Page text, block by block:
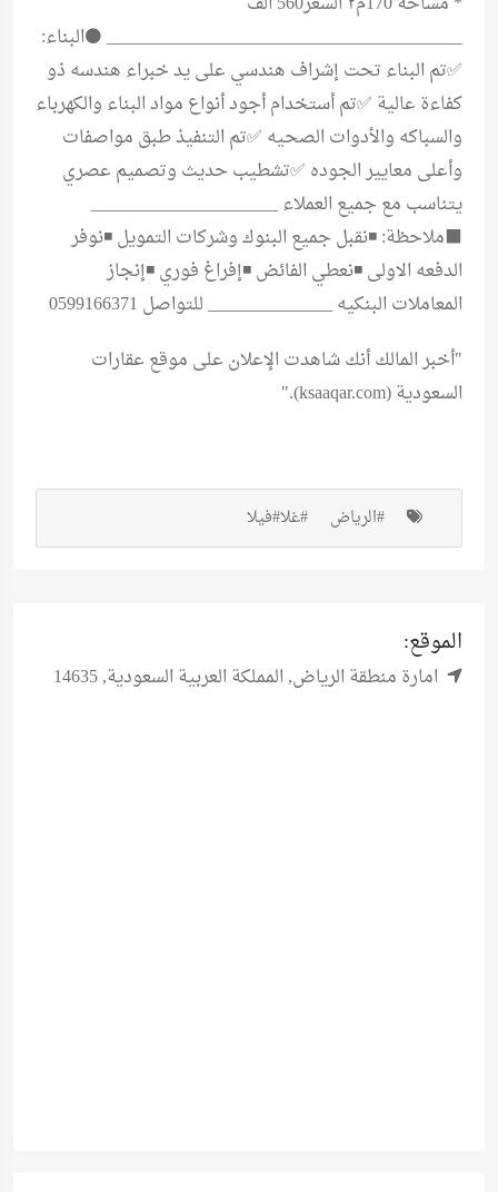
________________________________________ ⚫البناء:
✅تم البناء تحت إشراف هندسي على يد خبراء هندسه ذو
كفاءة عالية ✅تم أستخدام أجود أنواع مواد البناء والكهرباء
والسباكه والأدوات الصحيه ✅تم التنفيذ طبق مواصفات
وأعلى معايير الجوده ✅تشطيب حديث وتصميم عصري
يتناسب مع جميع العملاء _____________________
⬛ملاحظة: ◾نقبل جميع البنوك وشركات التمويل ◾نوفر
الدفعه الاولى ◾نعطي الفائض ◾إفراغ فوري ◾إنجاز
المعاملات البنكيه ______________ للتواصل 0599166371
"أخبر المالك أنك شاهدت الإعلان على موقع عقارات
السعودية (ksaaqar.com)
."
#الرياض #غلا#فيلا
الموقع:
امارة منطقة الرياض, المملكة العربية السعودية, 14635